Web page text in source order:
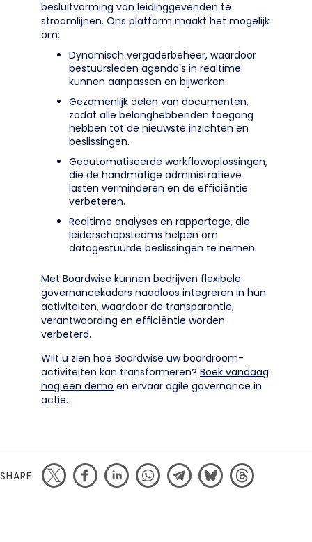
besluitvorming van leidinggevenden te
stroomlijnen. Ons platform maakt het mogelijk
om:
Dynamisch vergaderbeheer, waardoor
bestuursleden agenda's in realtime
kunnen aanpassen en bijwerken.
Gezamenlijk delen van documenten,
zodat alle belanghebbenden toegang
hebben tot de nieuwste inzichten en
beslissingen.
Geautomatiseerde workflowoplossingen,
die de handmatige administratieve
lasten verminderen en de efficiëntie
verbeteren.
Realtime analyses en rapportage, die
leiderschapsteams helpen om
datagestuurde beslissingen te nemen.
Met Boardwise kunnen bedrijven flexibele
governancekaders naadloos integreren in hun
activiteiten, waardoor de transparantie,
verantwoording en efficiëntie worden
verbeterd.
Wilt u zien hoe Boardwise uw boardroom-
activiteiten kan transformeren? Boek vandaag
nog een demo en ervaar agile governance in
actie.
SHARE: